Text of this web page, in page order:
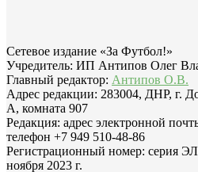
Сетевое издание «За Футбол!»
Учредитель: ИП Антипов Олег
Главный редактор: Антипов О.В.
Адрес редакции: 283004, ДНР, г.
А, комната 907
Редакция: адрес электронной
телефон +7 949 510-48-86
Регистрационный номер: серия
ноября 2023 г.